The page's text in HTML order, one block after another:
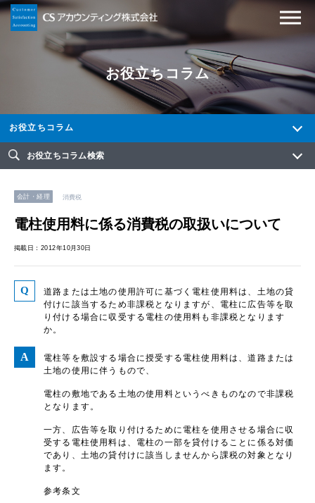
お役立ちコラム
お役立ちコラム
お役立ちコラム検索
会計・経理 消費税
電柱使用料に係る消費税の取扱いについて
掲載日：2012年10月30日
道路または土地の使用許可に基づく電柱使用料は、土地の貸
付けに該当するため非課税となりますが、電柱に広告等を取
り付ける場合に収受する電柱の使用料も非課税となります
か。
電柱等を敷設する場合に授受する電柱使用料は、道路または
土地の使用に伴うもので、
電柱の敷地である土地の使用料というべきものなので非課税
となります。
一方、広告等を取り付けるために電柱を使用させる場合に収
受する電柱使用料は、電柱の一部を貸付けることに係る対価
であり、土地の貸付けに該当しませんから課税の対象となり
ます。
参考条文